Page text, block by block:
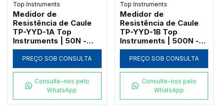
Top Instruments
Medidor de
Resistência de Caule
TP-YYD-1A Top
Instruments | 50N -
Bluetooth e
Georreferenciamento
PREÇO SOB CONSULTA
Consulte-nos pelo
WhatsApp
Top Instruments
Medidor de
Resistência de Caule
TP-YYD-1B Top
Instruments | 500N -
Bluetooth e
Georreferenciamento
PREÇO SOB CONSULTA
Consulte-nos pelo
WhatsApp